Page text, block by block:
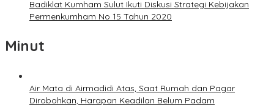
Badiklat Kumham Sulut Ikuti Diskusi Strategi Kebijakan
Permenkumham No 15 Tahun 2020
Minut
Air Mata di Airmadidi Atas, Saat Rumah dan Pagar
Dirobohkan, Harapan Keadilan Belum Padam